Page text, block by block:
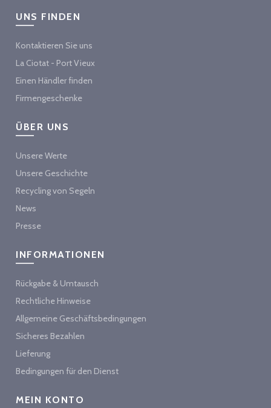
UNS FINDEN
Kontaktieren Sie uns
La Ciotat - Port Vieux
Einen Händler finden
Firmengeschenke
ÜBER UNS
Unsere Werte
Unsere Geschichte
Recycling von Segeln
News
Presse
INFORMATIONEN
Rückgabe & Umtausch
Rechtliche Hinweise
Allgemeine Geschäftsbedingungen
Sicheres Bezahlen
Lieferung
Bedingungen für den Dienst
MEIN KONTO